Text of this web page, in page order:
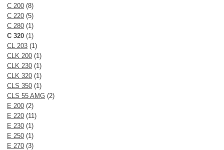
C 200 (8)
C 220 (5)
C 280 (1)
C 320 (1)
CL 203 (1)
CLK 200 (1)
CLK 230 (1)
CLK 320 (1)
CLS 350 (1)
CLS 55 AMG (2)
E 200 (2)
E 220 (11)
E 230 (1)
E 250 (1)
E 270 (3)